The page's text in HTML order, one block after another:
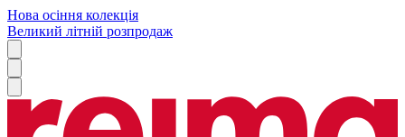
Нова осіння колекція
Великий літній розпродаж